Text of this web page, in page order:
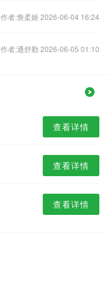
作者:詹柔姬 2026-06-04 16:24
作者:通舒勤 2026-06-05 01:10
查看详情
查看详情
查看详情